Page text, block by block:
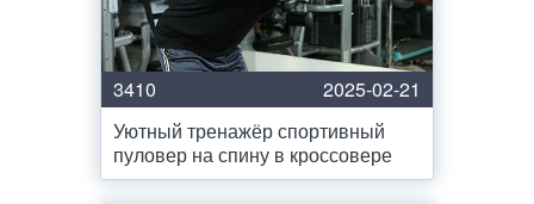
3410
2025-02-21
Уютный тренажёр спортивный
пуловер на спину в кроссовере